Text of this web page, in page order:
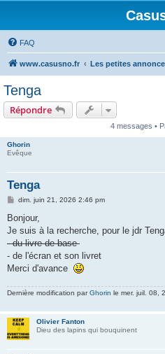
FAQ
www.casusno.fr Les petites
Tenga
Répondre
4 messages •
Ghorin
Evêque
Tenga
M
s
a
g
dim. juin 21, 2026 2:46 pm
Bonjour,
Je suis à la recherche, pour le jdr
- du livre de base
- de l'écran et son livret
Merci d'avance
Dernière modification parGhorin le mer. juil. 08,
Olivier Fanton
Dieu des lapins qui bouquinent